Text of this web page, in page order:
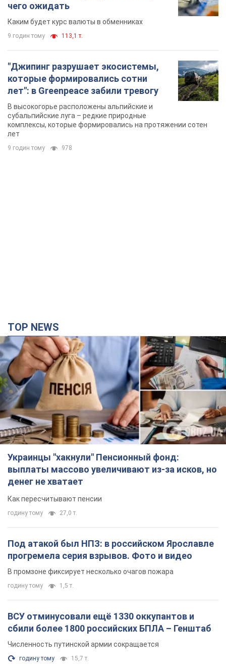
чего ожидать
Каким будет курс валюты в обменниках
9 годин тому 113,1 т.
"Джипинг разрушает экосистемы,
которые формировались сотни
лет": в Greenpeace забили тревогу
В высокогорье расположены альпийские и
субальпийские луга – редкие природные
комплексы, которые формировались на протяжении сотен
лет
9 годин тому 978
TOP NEWS
Украинцы "хакнули" Пенсионный фонд:
выплаты массово увеличивают из-за исков, но
денег не хватает
Как пересчитывают пенсии
годину тому 27,0 т.
Под атакой был НПЗ: в российском Ярославле
прогремела серия взрывов. Фото и видео
В промзоне фиксирует несколько очагов пожара
годину тому 1,5 т.
ВСУ отминусовали ещё 1330 оккупантов и
сбили более 1800 российских БПЛА – Генштаб
Численность путинской армии сокращается
годину тому 15,7 т.